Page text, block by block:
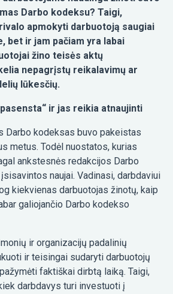
Darbo kodeksu? Taigi,
apmokyti darbuotoją saugiai
bet ir jam pačiam yra labai
žino teisės aktų
nepagrįstų reikalavimų ar
lūkesčių.
ir jas reikia atnaujinti
Darbo kodeksas buvo pakeistas
metus. Todėl nuostatos, kurias
ankstesnės redakcijos Darbo
naujai. Vadinasi, darbdaviui
kiekvienas darbuotojas žinotų, kaip
galiojančio Darbo kodekso
ir organizacijų padalinių
ir teisingai sudaryti darbuotojų
faktiškai dirbtą laiką. Taigi,
darbdavys turi investuoti į